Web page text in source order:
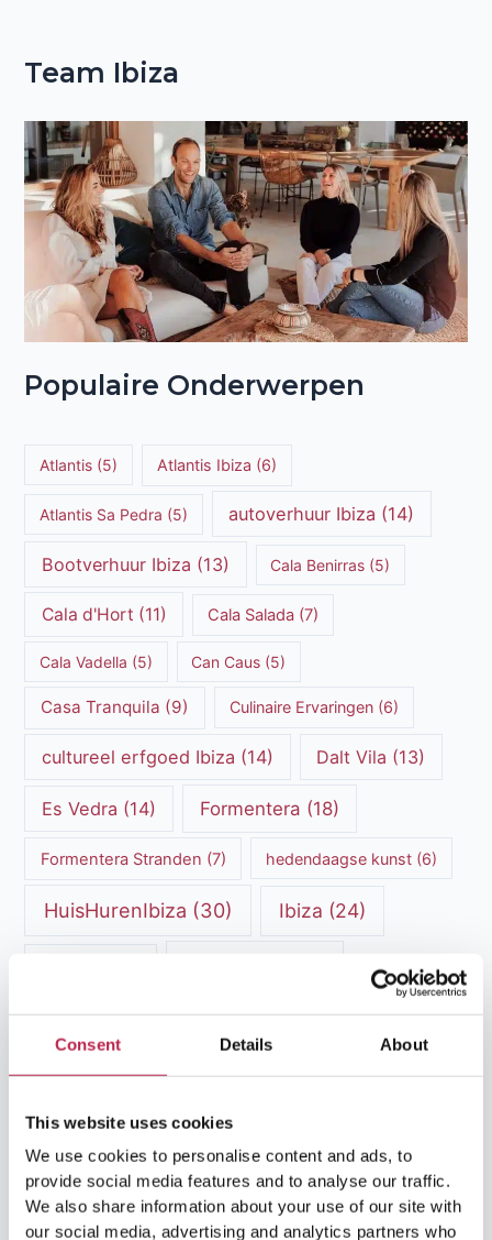
Consent Details About
This website uses cookies
We use cookies to personalise content and ads, to
provide social media features and to analyse our traffic.
We also share information about your use of our site with
our social media, advertising and analytics partners who
Team Ibiza
Populaire Onderwerpen
Atlantis (5) Atlantis Ibiza (6)
Atlantis Sa Pedra (5) autoverhuur Ibiza (14)
Bootverhuur Ibiza (13) Cala Benirras (5)
Cala d'Hort (11) Cala Salada(7)
Cala Vadella (5) Can Caus (5)
Casa Tranquila (9) Culinaire Ervaringen(6)
cultureel erfgoed Ibiza (14) Dalt Vila (13)
Es Vedra (14) Formentera (18)
Formentera Stranden (7) hedendaagse kunst(6)
HuisHurenIbiza (30) Ibiza (24)
Ibiza Geschiedenis(11) Ibiza nachtleven(12)
ibiza vakantie(14) ibiza villas(15)
Ibiza Villa Verhuur(6) luxe vakantie(5)